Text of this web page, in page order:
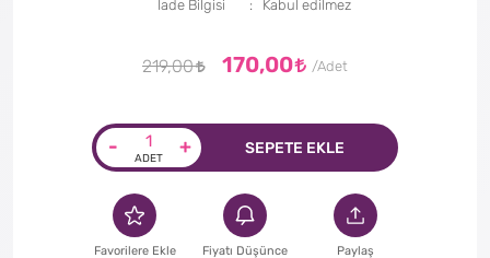
İade Bilgisi
219,00 170,00
- + SEPETE EKLE
Favorilere Ekle
Fiyatı Düşünce
Paylaş